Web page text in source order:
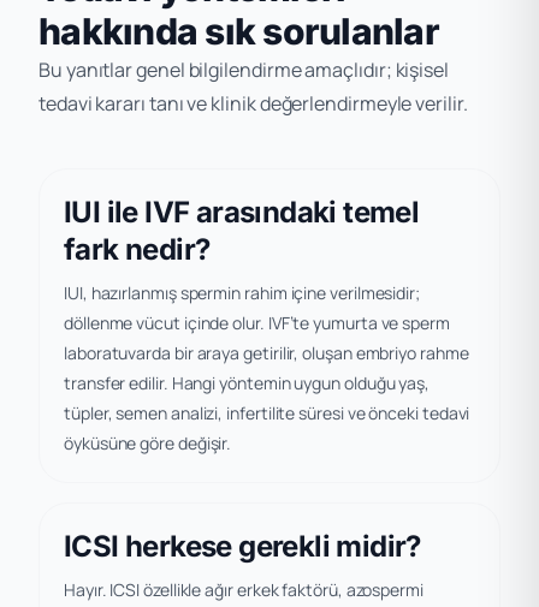
hakkında sık sorulanlar
Bu yanıtlar genel bilgilendirme amaçlıdır; kişisel
tedavi kararı tanı ve klinik değerlendirmeyle verilir.
IUI ile IVF arasındaki temel
fark nedir?
IUI, hazırlanmış spermin rahim içine verilmesidir;
döllenme vücut içinde olur. IVF’te yumurta ve sperm
laboratuvarda bir araya getirilir, oluşan embriyo rahme
transfer edilir. Hangi yöntemin uygun olduğu yaş,
tüpler, semen analizi, infertilite süresi ve önceki tedavi
öyküsüne göre değişir.
ICSI herkese gerekli midir?
Hayır. ICSI özellikle ağır erkek faktörü, azospermi